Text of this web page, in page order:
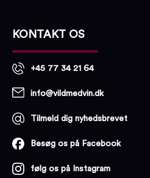
KONTAKT OS
+45 77 34 21 64
info@vildmedvin.dk
Tilmeld dig nyhedsbrevet
Besøg os på Facebook
følg os på Instagram